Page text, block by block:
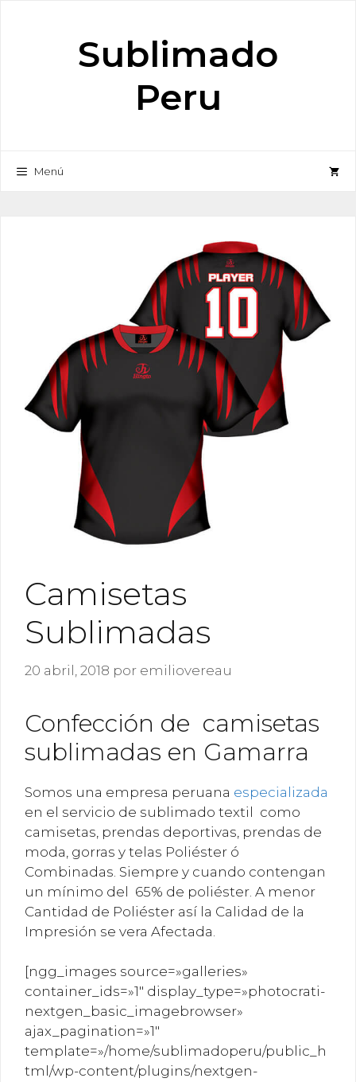
Sublimado
Peru
Menú
Camisetas
Sublimadas
20 abril, 2018 por emiliovereau
Confección de camisetas
sublimadas en Gamarra
Somos una empresa peruana especializada
en el servicio de sublimado textil como
camisetas, prendas deportivas, prendas de
moda, gorras y telas Poliéster ó
Combinadas. Siempre y cuando contengan
un mínimo del 65% de poliéster. A menor
Cantidad de Poliéster así la Calidad de la
Impresión se vera Afectada.
[ngg_images source=»galleries»
container_ids=»1″ display_type=»photocrati-
nextgen_basic_imagebrowser»
ajax_pagination=»1″
template=»/home/sublimadoperu/public_h
tml/wp-content/plugins/nextgen-